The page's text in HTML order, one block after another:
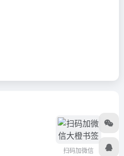
扫码加微信